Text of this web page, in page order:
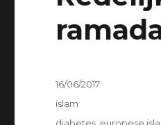
Geplaatst
op
16/06/2017
Categorieën
islam
Tags